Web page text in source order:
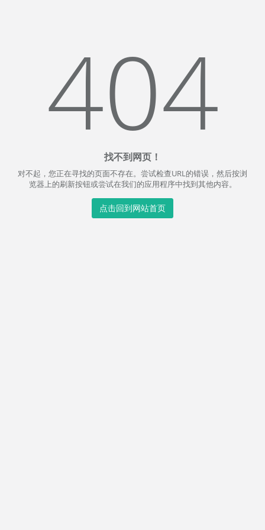
404
找不到网页！
对不起，您正在寻找的页面不存在。尝试检查URL的错误，然后按浏
览器上的刷新按钮或尝试在我们的应用程序中找到其他内容。
点击回到网站首页